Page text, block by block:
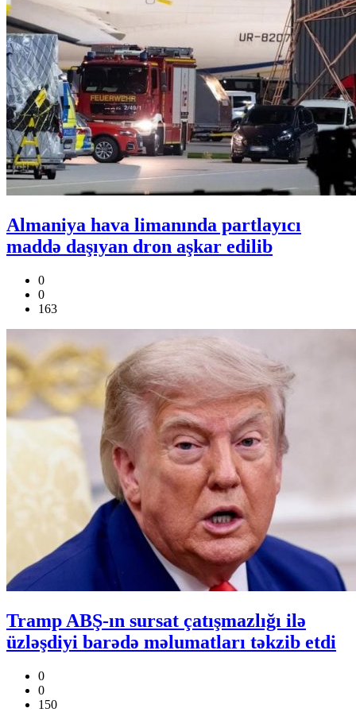
Almaniya hava limanında partlayıcı
maddə daşıyan dron aşkar edilib
0
0
163
Tramp ABŞ-ın sursat çatışmazlığı ilə
üzləşdiyi barədə məlumatları təkzib etdi
0
0
150